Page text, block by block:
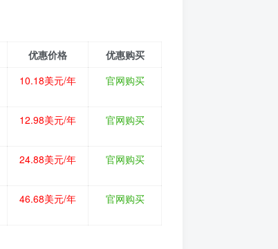
优惠价格
优惠购买
10.18美元/年 官网购买
12.98美元/年 官网购买
24.88美元/年 官网购买
46.68美元/年 官网购买